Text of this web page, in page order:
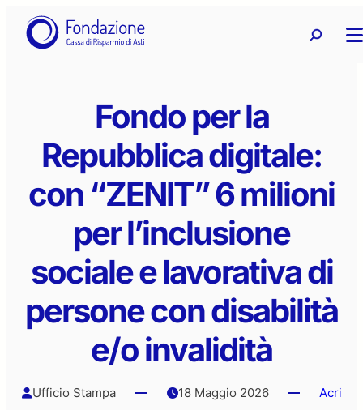
Ricerca
Ricerca
Fondo per la
Repubblica digitale:
con “ZENIT” 6 milioni
per l’inclusione
sociale e lavorativa di
persone con disabilità
e/o invalidità
Ufficio Stampa 18 Maggio 2026 Acri